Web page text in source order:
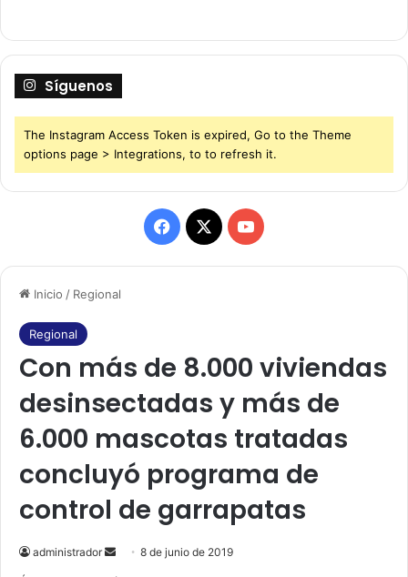
Inicio / Regional
Regional
Con más de 8.000 viviendas
desinsectadas y más de
6.000 mascotas tratadas
concluyó programa de
control de garrapatas
administrador
e
8 de junio de 2019
Síguenos
The Instagram Access Token is expired, Go to the Theme
options page > Integrations, to to refresh it.
F
a
b
o
o
k
X
Y
o
u
b
e